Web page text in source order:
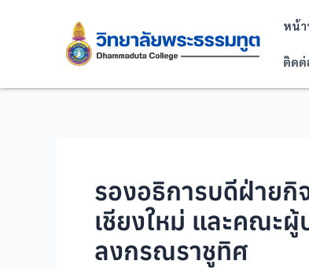
หน้
ติดต่
รองอธิการบดีฝ่ายกิ
เชียงใหม่ และคณะ
ลงกรณราชูทิศ